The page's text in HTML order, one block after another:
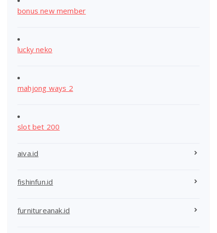
bonus new member
lucky neko
mahjong ways 2
slot bet 200
aiva.id
fishinfun.id
furnitureanak.id